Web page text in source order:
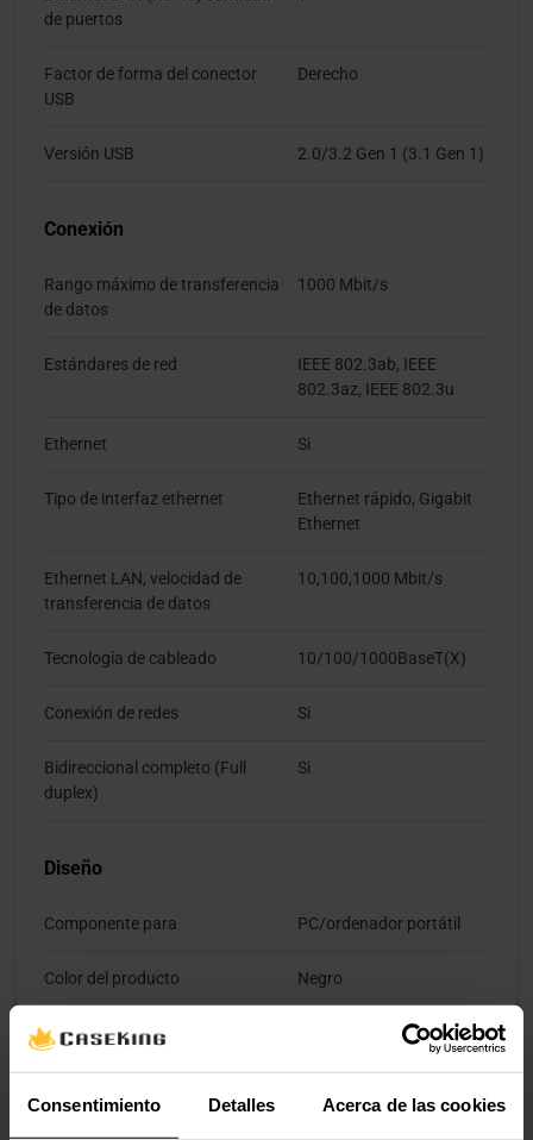
Consentimiento Detalles Acerca de las cookies
de puertos
Factor de forma del conector
USB
Derecho
Versión USB 2.0/3.2 Gen 1 (3.1 Gen 1)
Conexión
Rango máximo de transferencia
de datos
1000 Mbit/s
Estándares de red
IEEE 802.3ab, IEEE
802.3az, IEEE 802.3u
Ethernet Si
Tipo de interfaz ethernet
Ethernet rápido, Gigabit
Ethernet
Ethernet LAN, velocidad de
transferencia de datos
10,100,1000 Mbit/s
Tecnología de cableado 10/100/1000BaseT(X)
Conexión de redes Si
Bidireccional completo (Full
duplex)
Si
Diseño
Componente para PC/ordenador portátil
Color del producto Negro
Interno